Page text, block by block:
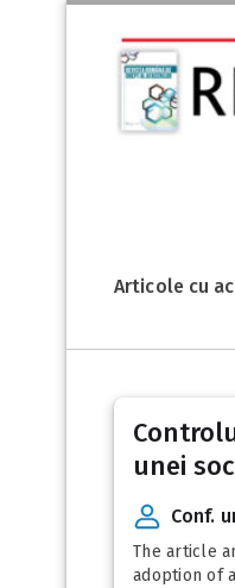
Articole cu
unei
Conf.
The article
adoption of